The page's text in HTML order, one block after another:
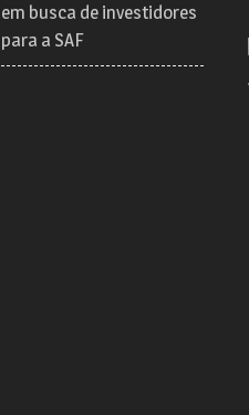
em busca de investidores
para a SAF